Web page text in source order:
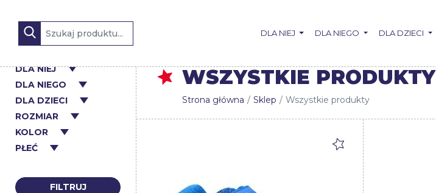
DLA NIEJ DLA NIEGO DLA DZIECI
DLA NIEJ
DLA NIEGO
DLA DZIECI
ROZMIAR
KOLOR
PŁEĆ
FILTRUJ
WSZYSTKIE PRODUKTY
Strona główna Sklep Wszystkie produkty